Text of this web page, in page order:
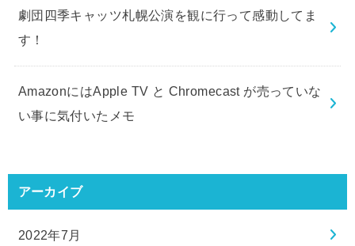
劇団四季キャッツ札幌公演を観に行って感動してま
す！
AmazonにはApple TV と Chromecast が売っていな
い事に気付いたメモ
アーカイブ
2022年7月